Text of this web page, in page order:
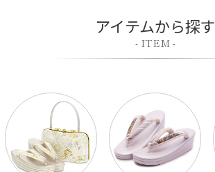
アイテムから探す
- ITEM -